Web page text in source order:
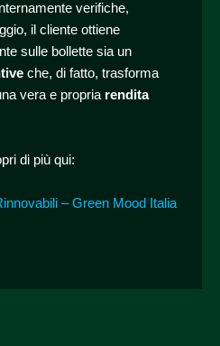
verifiche,
il cliente ottiene
sulle bollette sia un
che, di fatto, trasforma
vera e propria rendita
di più qui:
– Green Mood Italia